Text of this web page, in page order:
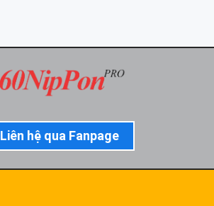
Liên hệ qua Fanpage